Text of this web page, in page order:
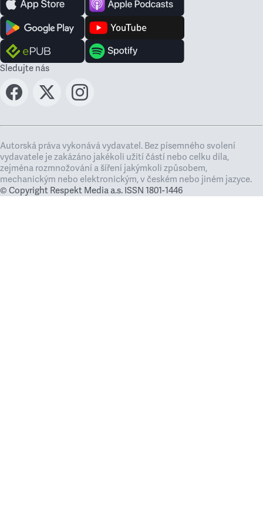
Sledujte nás
Autorská práva vykonává vydavatel. Bez písemného svolení
vydavatele je zakázáno jakékoli užití částí nebo celku díla,
zejména rozmnožování a šíření jakýmkoli způsobem,
mechanickým nebo elektronickým, v českém nebo jiném jazyce.
© Copyright Respekt Media a.s. ISSN 1801-1446